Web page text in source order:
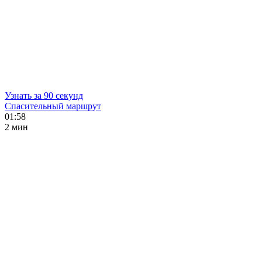
Узнать за 90 секунд
Спасительный маршрут
01:58
2 мин